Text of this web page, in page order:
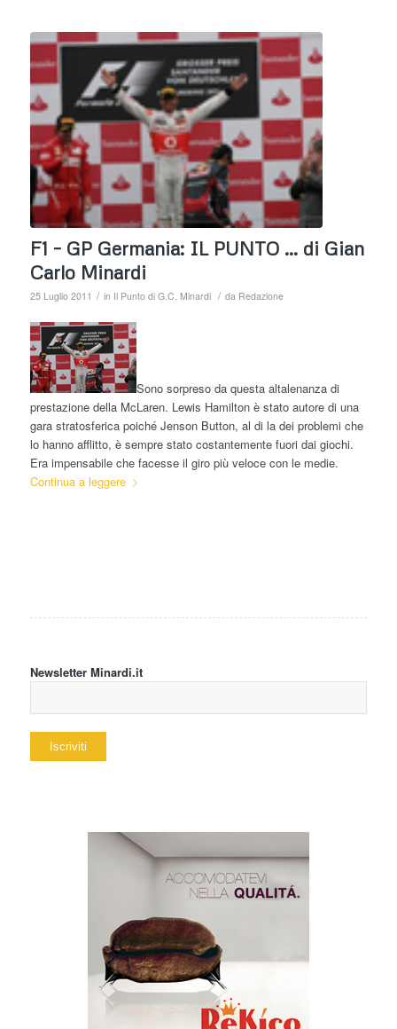
F1 – GP Germania: IL PUNTO … di Gian
Carlo Minardi
25 Luglio 2011 / in Il Punto di G.C. Minardi / da Redazione
Sono sorpreso da questa altalenanza di
prestazione della McLaren. Lewis Hamilton è stato autore di una
gara stratosferica poiché Jenson Button, al di la dei problemi che
lo hanno afflitto, è sempre stato costantemente fuori dai giochi.
Era impensabile che facesse il giro più veloce con le medie.
Continua a leggere
Newsletter Minardi.it